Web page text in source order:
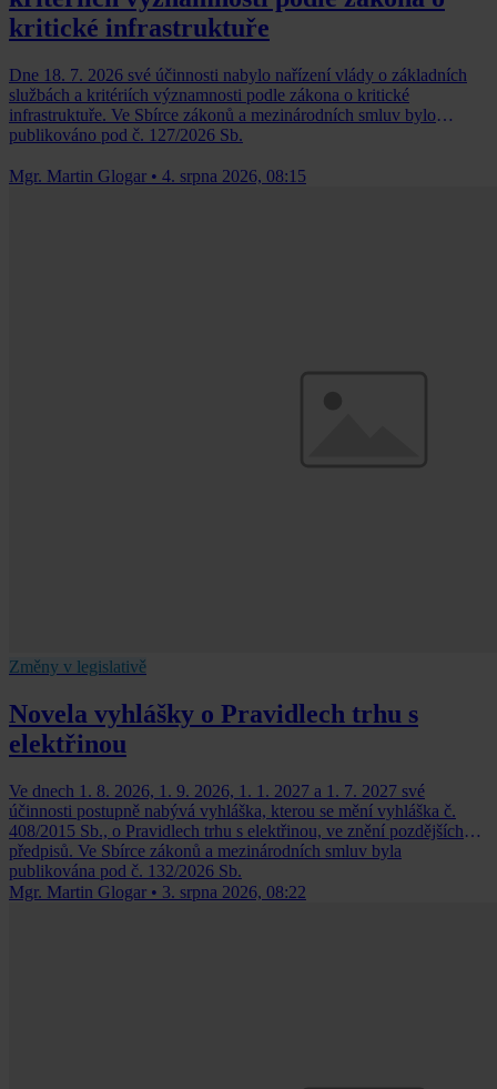
kritické infrastruktuře
Dne 18. 7. 2026 své účinnosti nabylo nařízení vlády o základních
službách a kritériích významnosti podle zákona o kritické
infrastruktuře. Ve Sbírce zákonů a mezinárodních smluv bylo
publikováno pod č. 127/2026 Sb.
Mgr. Martin Glogar • 4. srpna 2026, 08:15
Změny v legislativě
Novela vyhlášky o Pravidlech trhu s
elektřinou
Ve dnech 1. 8. 2026, 1. 9. 2026, 1. 1. 2027 a 1. 7. 2027 své
účinnosti postupně nabývá vyhláška, kterou se mění vyhláška č.
408/2015 Sb., o Pravidlech trhu s elektřinou, ve znění pozdějších
předpisů. Ve Sbírce zákonů a mezinárodních smluv byla
publikována pod č. 132/2026 Sb.
Mgr. Martin Glogar • 3. srpna 2026, 08:22